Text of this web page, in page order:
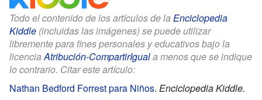
Todo el contenido de los artículos de la Enciclopedia
Kiddle (incluidas las imágenes) se puede utilizar
libremente para fines personales y educativos bajo la
licenciaAtribución-CompartirIguala menos que se indique
lo contrario. Citar este artículo:
Nathan Bedford Forrest para Niños. Enciclopedia Kiddle.